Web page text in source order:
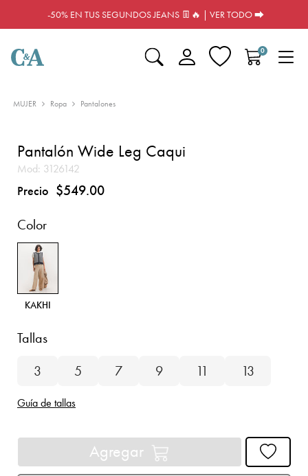
-50% EN TUS SEGUNDOS JEANS 👖🔥 | VER TODO ⮕
0
MUJER Ropa Pantalones
Pantalón Wide Leg Caqui
Mod: 3126142
Precio $549.00
Color
KAKHI
Tallas
3
5 7 9 11 13
Guía de tallas
Agregar